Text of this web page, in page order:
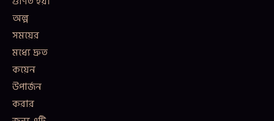
অল্প
সময়ের
মধ্যে দ্রুত
কয়েন
উপার্জন
করার